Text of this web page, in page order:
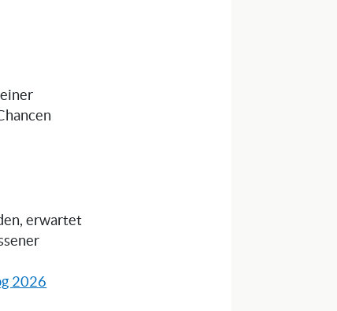
erwartet
2026